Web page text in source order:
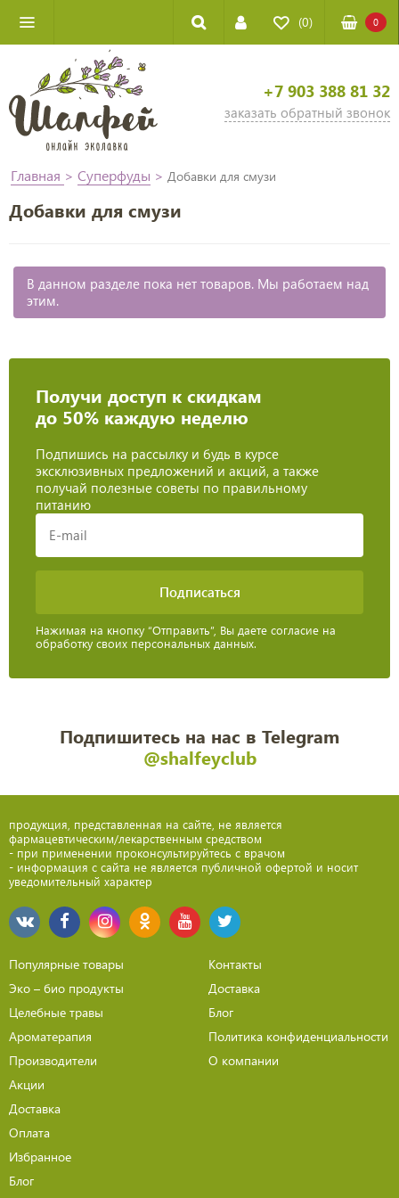
(0) 0
+7 903 388 81 32
заказать обратный звонок
Главная > Суперфуды > Добавки для смузи
Добавки для смузи
В данном разделе пока нет товаров. Мы работаем над
этим.
Получи доступ к скидкам
до 50% каждую неделю
Подпишись на рассылку и будь в курсе
эксклюзивных предложений и акций, а также
получай полезные советы по правильному
питанию
Нажимая на кнопку “Отправить”, Вы даете согласие на
обработку своих персональных данных.
Подпишитесь на нас в Telegram
@shalfeyclub
продукция, представленная на сайте, не является
фармацевтическим/лекарственным средством
- при применении проконсультируйтесь с врачом
- информация с сайта не является публичной офертой и носит
уведомительный характер
Популярные товары
Эко – био продукты
Целебные травы
Ароматерапия
Производители
Акции
Доставка
Оплата
Избранное
Блог
Контакты
Доставка
Блог
Политика конфиденциальности
О компании